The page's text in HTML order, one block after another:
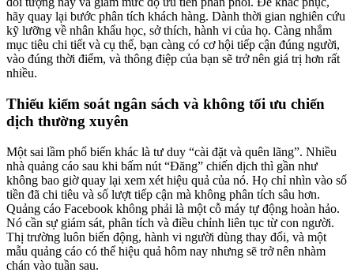
hãy quay lại bước phân tích khách hàng. Dành thời gian nghiên cứu
kỹ lưỡng về nhân khẩu học, sở thích, hành vi của họ. Càng nhắm
mục tiêu chi tiết và cụ thể, bạn càng có cơ hội tiếp cận đúng người,
vào đúng thời điểm, và thông điệp của bạn sẽ trở nên giá trị hơn rất
nhiều.
Thiếu kiểm soát ngân sách và không tối ưu chiến
dịch thường xuyên
Một sai lầm phổ biến khác là tư duy “cài đặt và quên lãng”. Nhiều
nhà quảng cáo sau khi bấm nút “Đăng” chiến dịch thì gần như
không bao giờ quay lại xem xét hiệu quả của nó. Họ chỉ nhìn vào số
tiền đã chi tiêu và số lượt tiếp cận mà không phân tích sâu hơn.
Quảng cáo Facebook không phải là một cỗ máy tự động hoàn hảo.
Nó cần sự giám sát, phân tích và điều chỉnh liên tục từ con người.
Thị trường luôn biến động, hành vi người dùng thay đổi, và một
mẫu quảng cáo có thể hiệu quả hôm nay nhưng sẽ trở nên nhàm
chán vào tuần sau.